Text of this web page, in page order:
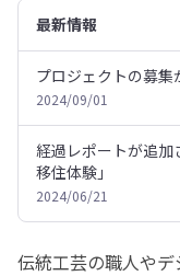
最新情報
プロジェクトの募集
2024/09/01
経過レポートが追加
移住体験」
2024/06/21
伝統工芸の職人や